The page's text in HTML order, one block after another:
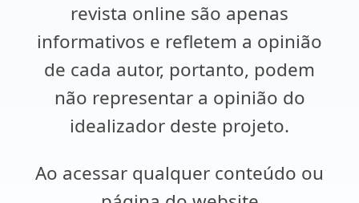
revista online são apenas
informativos e refletem a opinião
de cada autor, portanto, podem
não representar a opinião do
idealizador deste projeto.
Ao acessar qualquer conteúdo ou